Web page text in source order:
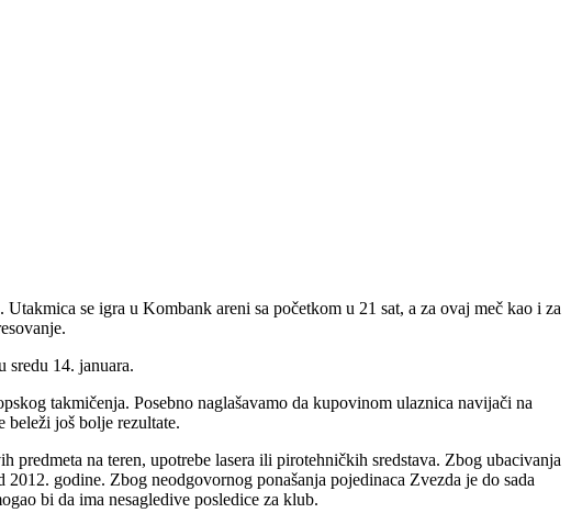
se igra u Kombank areni sa početkom u 21 sat, a za ovaj meč kao i za
sredu 14. januara.
takmičenja. Posebno naglašavamo da kupovinom ulaznica navijači na
beleži još bolje rezultate.
na teren, upotrebe lasera ili pirotehničkih sredstava. Zbog ubacivanja
godine. Zbog neodgovornog ponašanja pojedinaca Zvezda je do sada
bi da ima nesagledive posledice za klub.